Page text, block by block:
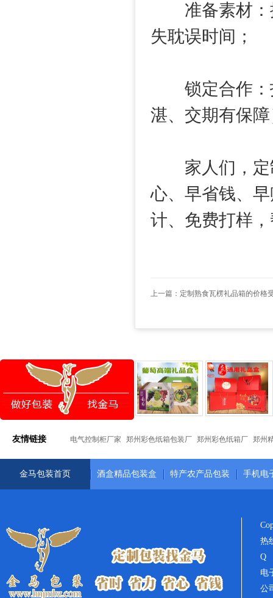
准备素材：提
失耽误时间；
锁定合作：
湛、交期有保
家人们，定
心、早省钱、
计、免费打样
上一篇： 定制熟食瓦楞礼品箱的价格
友情链接 电气控制柜厂家 郑州彩色纸箱包装厂 郑州彩色纸箱厂 郑州
金马包装首页 酒盒精品包装盒 特产农产品包装 手机电
热
Q
电
公